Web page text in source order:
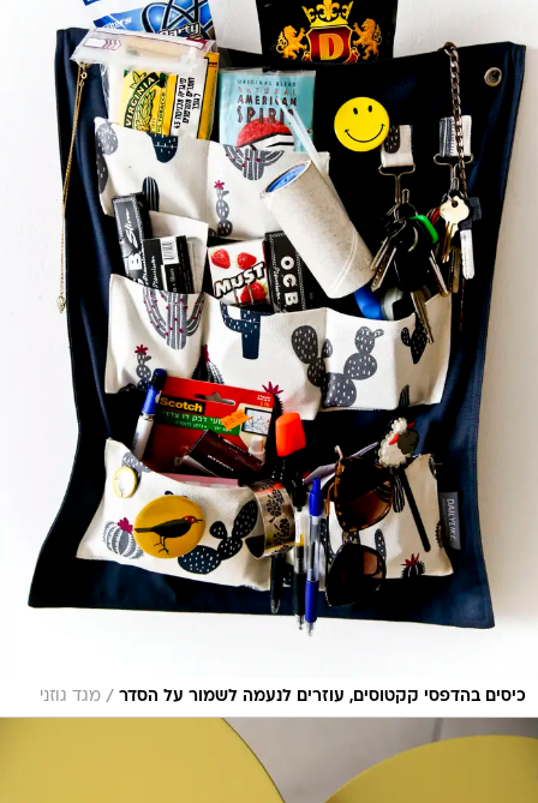
כיסים בהדפסי קקטוסים, עוזרים לנעמה לשמור על הסדר / מגד גוזני